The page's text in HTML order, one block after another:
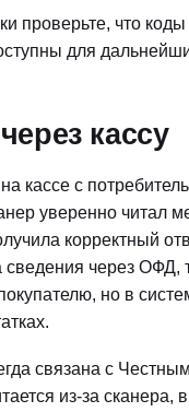
проверьте, что
для
кассу
кассе с
уверенно читал
корректный
сведения через ОФД,
но в
связана с
из-за сканера,